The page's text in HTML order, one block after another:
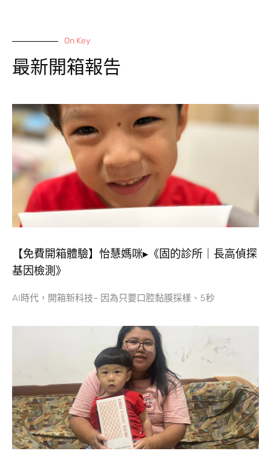
On Key
最新開箱報告
【免費開箱體驗】怡慧媽咪▸《固的診所｜長高偵探
基因檢測》
AI時代，開箱新科技~ 因為只要口腔黏膜採樣、5秒